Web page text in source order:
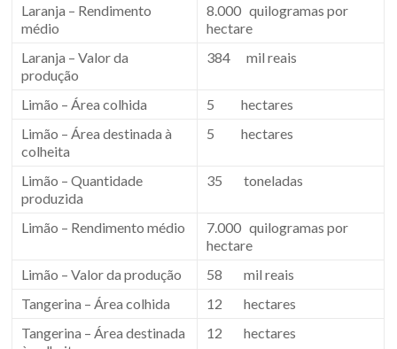
Laranja – Rendimento
médio
8.000 quilogramas por
hectare
Laranja – Valor da
produção
384 mil reais
Limão – Área colhida
5 hectares
Limão – Área destinada à
colheita
5 hectares
Limão – Quantidade
produzida
35 toneladas
Limão – Rendimento médio
7.000 quilogramas por
hectare
Limão – Valor da produção
58 mil reais
Tangerina – Área colhida
12 hectares
Tangerina – Área destinada
12 hectares